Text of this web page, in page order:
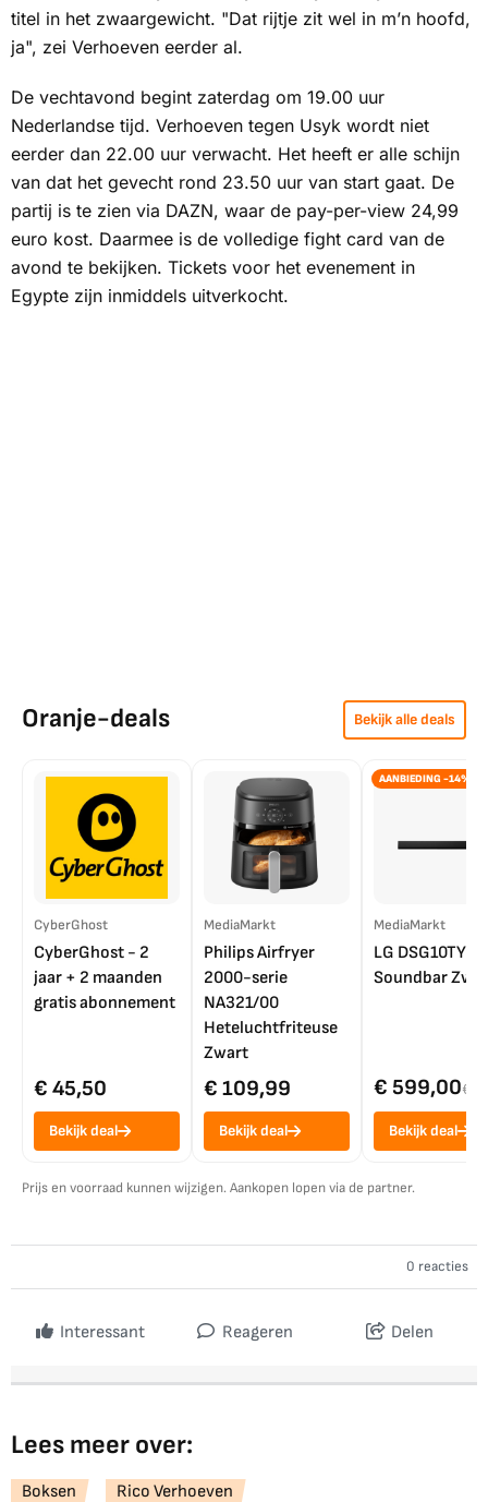
titel in het zwaargewicht. "Dat rijtje zit wel in m’n hoofd,
ja", zei Verhoeven eerder al.
De vechtavond begint zaterdag om 19.00 uur
Nederlandse tijd. Verhoeven tegen Usyk wordt niet
eerder dan 22.00 uur verwacht. Het heeft er alle schijn
van dat het gevecht rond 23.50 uur van start gaat. De
partij is te zien via DAZN, waar de pay-per-view 24,99
euro kost. Daarmee is de volledige fight card van de
avond te bekijken. Tickets voor het evenement in
Egypte zijn inmiddels uitverkocht.
Oranje-deals Bekijk alle deals
CyberGhost
CyberGhost - 2
jaar + 2 maanden
gratis abonnement
€ 45,50
Bekijk deal
MediaMarkt
Philips Airfryer
2000-serie
NA321/00
Heteluchtfriteuse
Zwart
€ 109,99
Bekijk deal
AANBIEDING -14%
MediaMarkt
LG DSG10TY
Soundbar
€ 599,00€
Bekijk deal
Prijs en voorraad kunnen wijzigen. Aankopen lopen via de partner.
0 reacties
Interessant Reageren Delen
Lees meer over:
Boksen Rico Verhoeven